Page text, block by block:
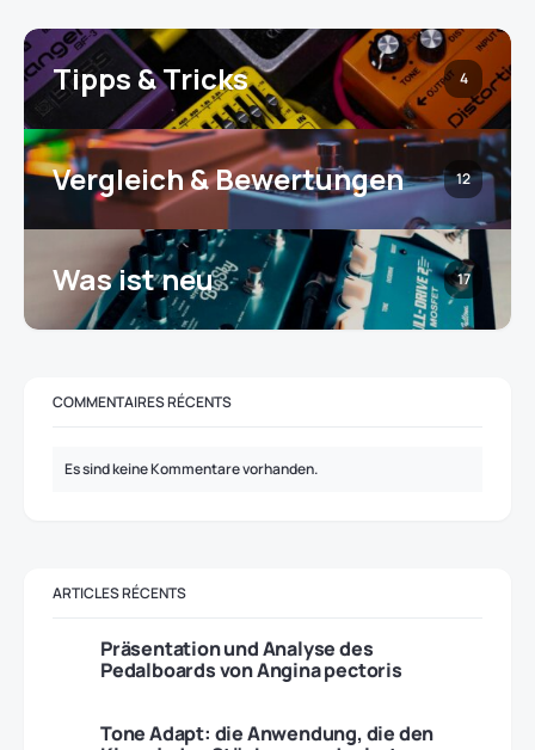
Tipps & Tricks 4
Vergleich & Bewertungen 12
Was ist neu 17
COMMENTAIRES RÉCENTS
Es sind keine Kommentare vorhanden.
ARTICLES RÉCENTS
Präsentation und Analyse des
Pedalboards von Angina pectoris
Tone Adapt: die Anwendung, die den